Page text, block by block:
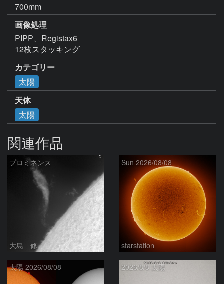
700mm
画像処理
PIPP、Registax6
12枚スタッキング
カテゴリー
太陽
天体
太陽
関連作品
プロミネンス
大島 修
Sun 2026/08/08
starstation
太陽 2026/08/08 2026/8/8 太陽